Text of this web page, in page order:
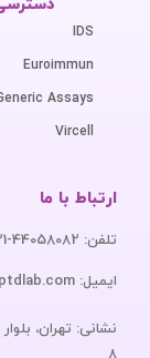
IDS
Euroimmun
Assays
Vircell
ارتباط با ما
تلفن: 44058082-021
ایمیل: info@ptdlab.com
نشانی: تهران،